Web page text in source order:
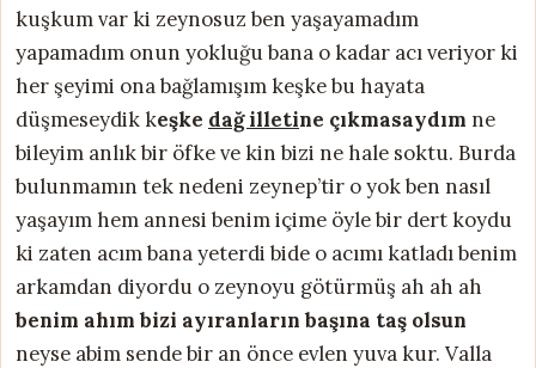
kuşkum var ki zeynosuz ben yaşayamadım
yapamadım onun yokluğu bana o kadar acı veriyor ki
her şeyimi ona bağlamışım keşke bu hayata
düşmeseydik keşke dağ illetine çıkmasaydım ne
bileyim anlık bir öfke ve kin bizi ne hale soktu. Burda
bulunmamın tek nedeni zeynep’tir o yok ben nasıl
yaşayım hem annesi benim içime öyle bir dert koydu
ki zaten acım bana yeterdi bide o acımı katladı benim
arkamdan diyordu o zeynoyu götürmüş ah ah ah
benim ahım bizi ayıranların başına taş olsun
neyse abim sende bir an önce evlen yuva kur. Valla